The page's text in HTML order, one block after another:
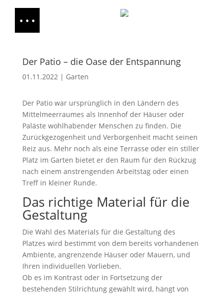
Der Patio – die Oase der Entspannung
01.11.2022| Garten
Der Patio war ursprünglich in den Ländern des
Mittelmeerraumes als Innenhof der Häuser oder
Paläste wohlhabender Menschen zu finden. Die
Zurückgezogenheit und Verborgenheit macht seinen
Reiz aus. Mehr noch als eine Terrasse oder ein stiller
Platz im Garten bietet er den Raum für den Rückzug
nach einem anstrengenden Arbeitstag oder einen
Treff in kleiner Runde.
Das richtige Material für die
Gestaltung
Die Wahl des Materials für die Gestaltung des
Platzes wird bestimmt von dem bereits vorhandenen
Ambiente, angrenzende Häuser oder Mauern, und
Ihren individuellen Vorlieben.
Ob es im Kontrast oder in Fortsetzung der
bestehenden Stilrichtung gewählt wird, hängt von